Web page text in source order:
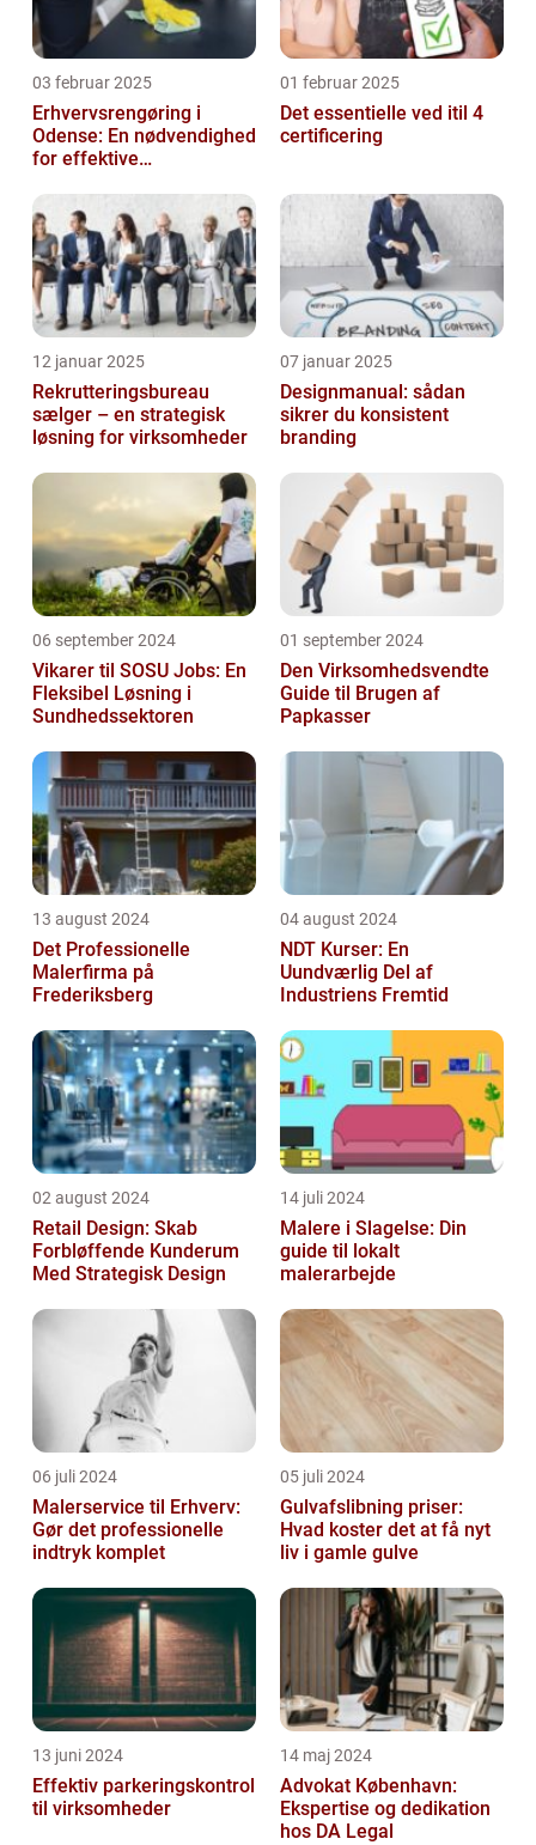
03 februar 2025
Erhvervsrengøring i
Odense: En nødvendighed
for effektive
01 februar 2025
Det essentielle ved itil 4
certificering
12 januar 2025
Rekrutteringsbureau
sælger – en strategisk
løsning for virksomheder
07 januar 2025
Designmanual: sådan
sikrer du konsistent
branding
06 september 2024
Vikarer til SOSU Jobs: En
Fleksibel Løsning i
Sundhedssektoren
01 september 2024
Den Virksomhedsvendte
Guide til Brugen af
Papkasser
13 august 2024
Det Professionelle
Malerfirma på
Frederiksberg
04 august 2024
NDT Kurser: En
Uundværlig Del af
Industriens Fremtid
02 august 2024
Retail Design: Skab
Forbløffende Kunderum
Med Strategisk Design
14 juli 2024
Malere i Slagelse: Din
guide til lokalt
malerarbejde
06 juli 2024
Malerservice til Erhverv:
Gør det professionelle
indtryk komplet
05 juli 2024
Gulvafslibning priser:
Hvad koster det at få nyt
liv i gamle gulve
13 juni 2024
Effektiv parkeringskontrol
til virksomheder
14 maj 2024
Advokat København:
Ekspertise og dedikation
hos DA Legal